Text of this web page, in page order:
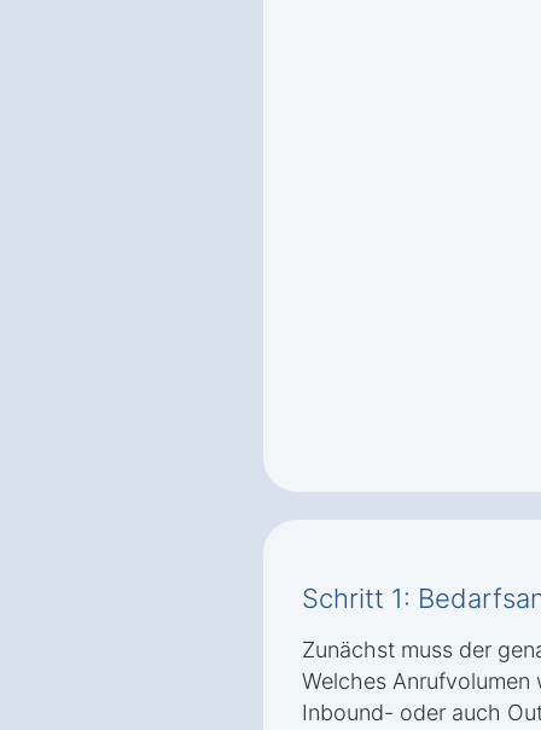
Schritt 1:
Zunächst muss der
Welches Anrufvolumen
Inbound- oder auch